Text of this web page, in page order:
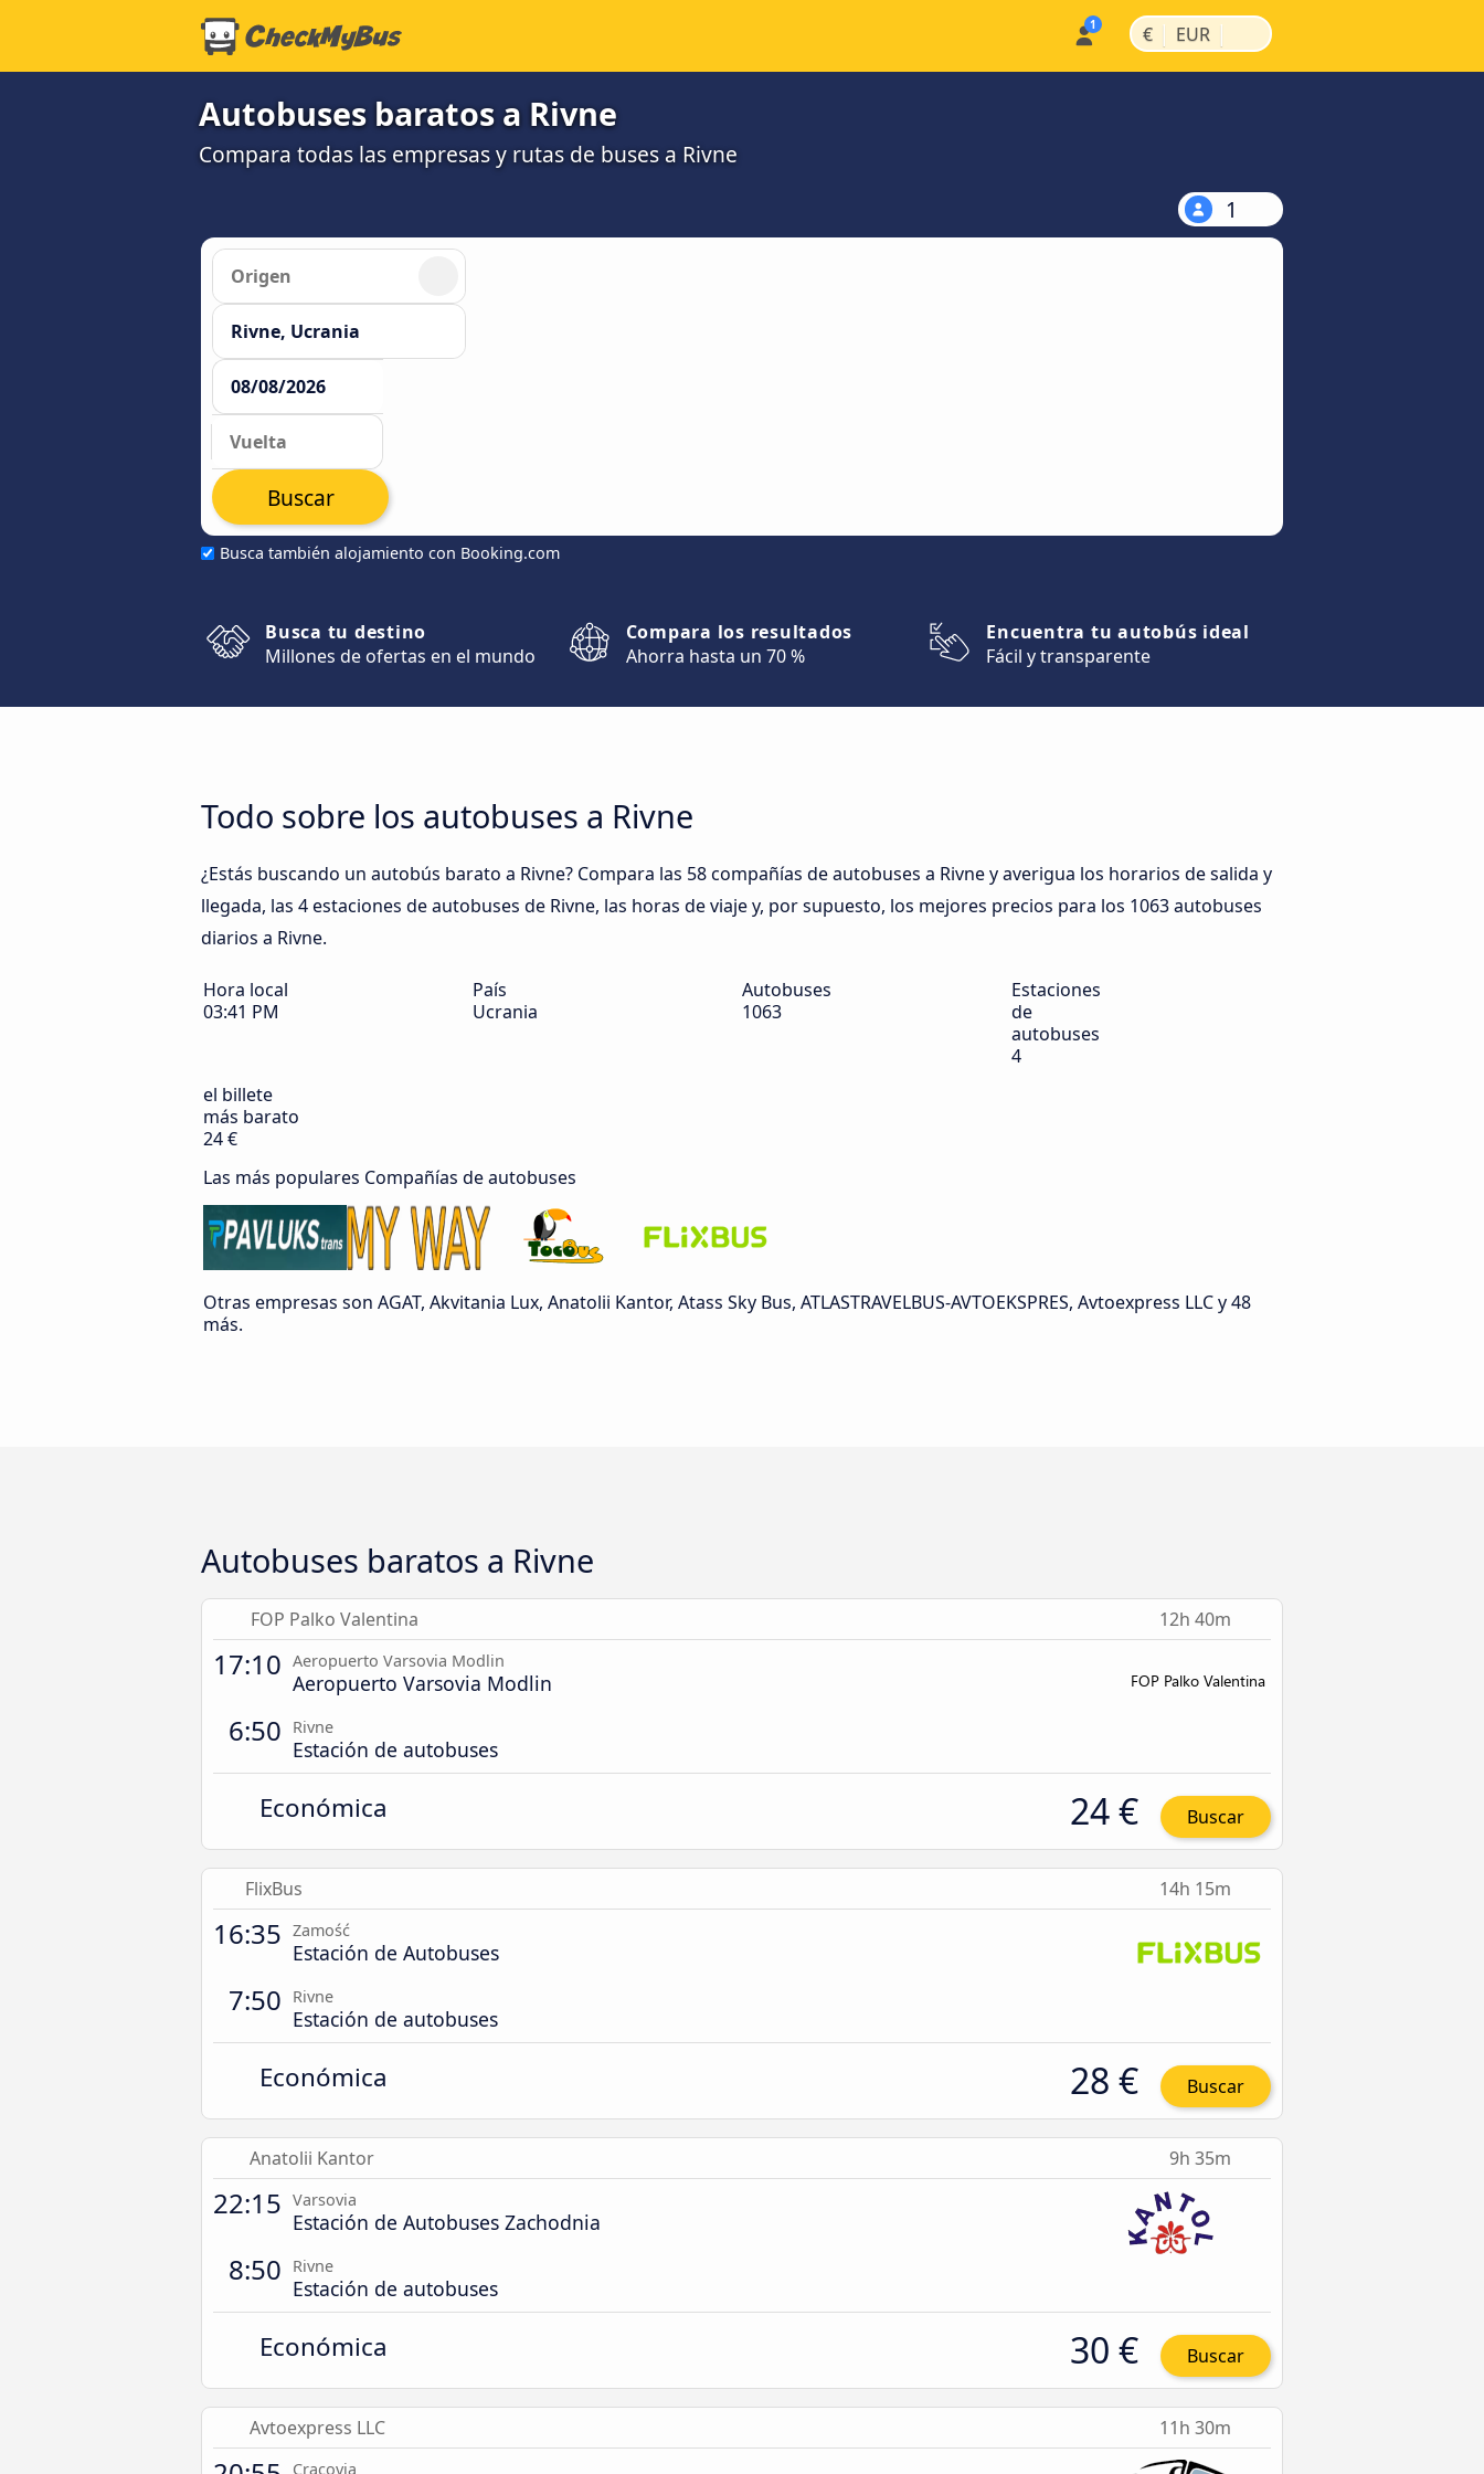
€ | EUR |
Autobuses baratos a Rivne
Compara todas las empresas y rutas de buses a Rivne
1
Busca también alojamiento con Booking.com
Buscar
Busca tu destino
Millones de ofertas en el mundo
Compara los resultados
Ahorra hasta un 70 %
Encuentra tu autobús ideal
Fácil y transparente
Todo sobre los autobuses a Rivne
¿Estás buscando un autobús barato a Rivne? Compara las 58 compañías de autobuses a Rivne y averigua los horarios de salida y
llegada, las 4 estaciones de autobuses de Rivne, las horas de viaje y, por supuesto, los mejores precios para los 1063 autobuses
diarios a Rivne.
Hora local
03:41 PM
País
Ucrania
Autobuses
1063
Estaciones
de
autobuses
4
el billete
más barato
24 €
Las más populares Compañías de autobuses
Otras empresas son AGAT, Akvitania Lux, Anatolii Kantor, Atass Sky Bus, ATLASTRAVELBUS-AVTOEKSPRES, Avtoexpress LLC y 48
más.
Autobuses baratos a Rivne
FOP Palko Valentina 12h 40m
17:10 Aeropuerto Varsovia Modlin
Aeropuerto Varsovia Modlin
6:50 Rivne
Estación de autobuses
Económica 24 € Buscar
FlixBus 14h 15m
16:35 Zamość
Estación de Autobuses
7:50 Rivne
Estación de autobuses
Económica 28 € Buscar
Anatolii Kantor 9h 35m
22:15 Varsovia
Estación de Autobuses Zachodnia
8:50 Rivne
Estación de autobuses
Económica 30 € Buscar
Avtoexpress LLC 11h 30m
Cracovia